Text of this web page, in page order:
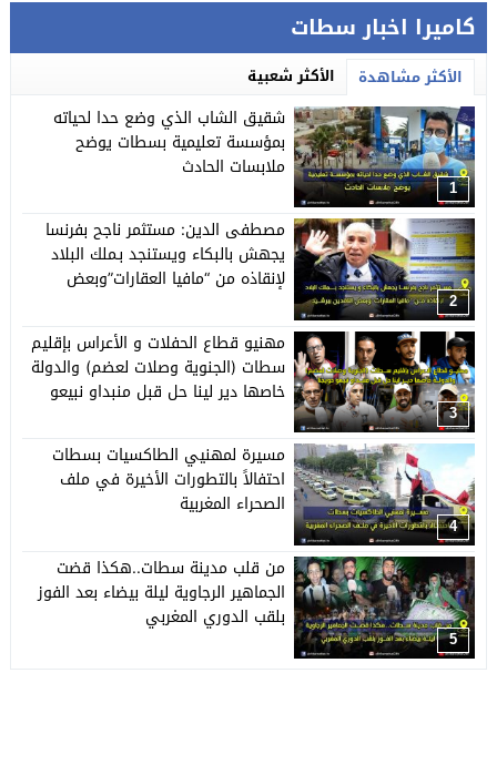
كاميرا اخبار سطات
الأكثر مشاهدة الأكثر شعبية
1
شقيق الشاب الذي وضع حدا لحياته
بمؤسسة تعليمية بسطات يوضح
ملابسات الحادث
2
مصطفى الدين: مستثمر ناجح بفرنسا
يجهش بالبكاء ويستنجد بـملك البلاد
لإنقاذه من “مافيا العقارات”وبعض
3
مهنيو قطاع الحفلات و الأعراس بإقليم
سطات (الجنوية وصلات لعضم) والدولة
خاصها دير لينا حل قبل منبداو نبيعو
4
مسيرة لمهنيي الطاكسيات بسطات
احتفالاً بالتطورات الأخيرة في ملف
الصحراء المغربية
5
من قلب مدينة سطات..هكذا قضت
الجماهير الرجاوية ليلة بيضاء بعد الفوز
بلقب الدوري المغربي